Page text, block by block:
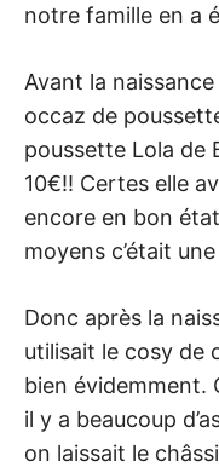
notre famille en a
Avant la
occaz de
poussette Lola de
10€!! Certes elle
encore en bon
moyens c’était
Donc après la
utilisait le cosy de
bien évidemment.
il y a beaucoup
on laissait le